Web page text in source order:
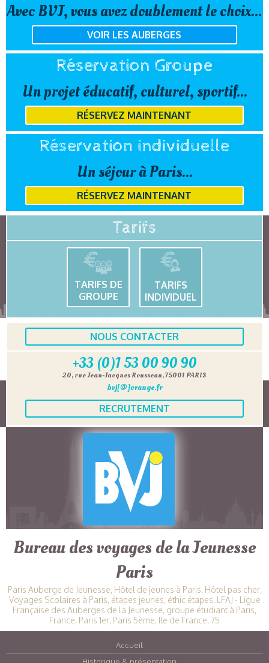
Avec BVJ, vous avez doublement le choix...
VOIR LES AUBERGES
Réservation Groupe
Un projet éducatif, culturel, sportif...
RÉSERVEZ MAINTENANT
Réservation individuelle
Un séjour à Paris...
RÉSERVEZ MAINTENANT
Tarifs
TARIFS DE
GROUPE
TARIFS
INDIVIDUEL
NOUS CONTACTER
+33 (0)1 53 00 90 90
20, rue Jean-Jacques Rousseau, 75001 PARIS
bvj[@]orange.fr
RECRUTEMENT
Bureau des voyages de la Jeunesse
Paris
Paris Auberge de Jeunesse, Hôtel de jeunes à Paris, Hôtel pas cher,
Voyages Scolaires à Paris, étapes jeunes, éthic étapes, LFAJ - Ligue
Française des Auberges de la Jeunesse, groupe étudiant à Paris,
France, Paris 1er, Paris 5ème, Ile de France, 75
Accueil